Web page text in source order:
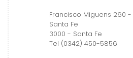
Francisco Miguens 260 -
Santa Fe
3000 - Santa Fe
Tel (0342) 450-5856